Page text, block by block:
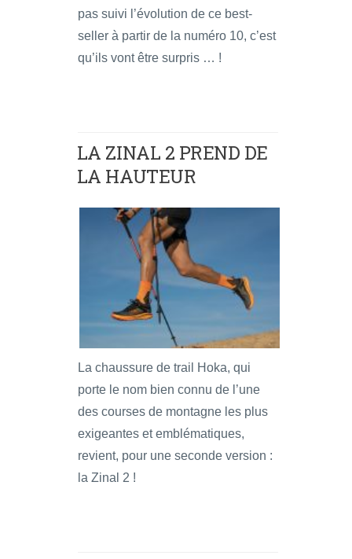
pas suivi l’évolution de ce best-
seller à partir de la numéro 10, c’est
qu’ils vont être surpris … !
LA ZINAL 2 PREND DE
LA HAUTEUR
La chaussure de trail Hoka, qui
porte le nom bien connu de l’une
des courses de montagne les plus
exigeantes et emblématiques,
revient, pour une seconde version :
la Zinal 2 !